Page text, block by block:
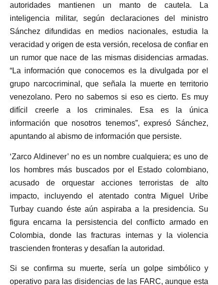
autoridades mantienen un manto de cautela. La
inteligencia militar, según declaraciones del ministro
Sánchez difundidas en medios nacionales, estudia la
veracidad y origen de esta versión, recelosa de confiar en
un rumor que nace de las mismas disidencias armadas.
“La información que conocemos es la divulgada por el
grupo narcocriminal, que señala la muerte en territorio
venezolano. Pero no sabemos si eso es cierto. Es muy
difícil creerle a los criminales. Esa es la única
información que nosotros tenemos”, expresó Sánchez,
apuntando al abismo de información que persiste.
‘Zarco Aldinever’ no es un nombre cualquiera; es uno de
los hombres más buscados por el Estado colombiano,
acusado de orquestar acciones terroristas de alto
impacto, incluyendo el atentado contra Miguel Uribe
Turbay cuando éste aún aspiraba a la presidencia. Su
figura encarna la persistencia del conflicto armado en
Colombia, donde las fracturas internas y la violencia
trascienden fronteras y desafían la autoridad.
Si se confirma su muerte, sería un golpe simbólico y
operativo para las disidencias de las FARC, aunque esta